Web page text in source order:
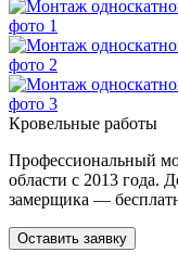
Кровельные работы
Профессиональный
области с 2013 года.
замерщика —
Оставить заявку